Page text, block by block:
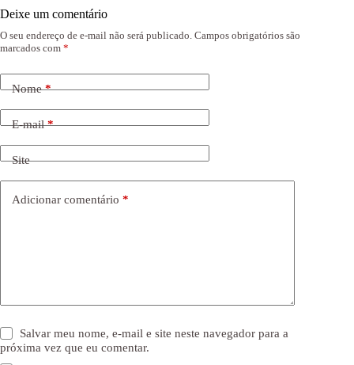
Deixe um comentário
O seu endereço de e-mail não será publicado. Campos obrigatórios são
marcados com *
Nome*
E-mail*
Site
Adicionar comentário *
Salvar meu nome, e-mail e site neste navegador para a
próxima vez que eu comentar.